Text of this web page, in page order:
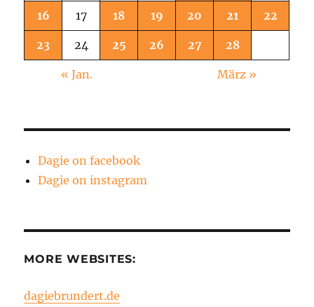
16 17 18 19 20 21 22
23 24 25 26 27 28
« Jan. März »
Dagie on facebook
Dagie on instagram
MORE WEBSITES:
dagiebrundert.de